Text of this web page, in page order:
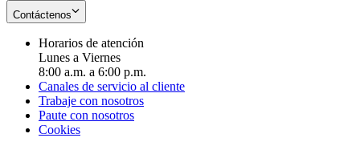
Contáctenos
Horarios de atención
Lunes a Viernes
8:00 a.m. a 6:00 p.m.
Canales de servicio al cliente
Trabaje con nosotros
Paute con nosotros
Cookies